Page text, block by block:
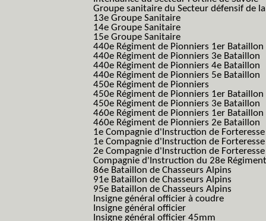
Groupe sanitaire du Secteur défensif de
13e Groupe Sanitaire
14e Groupe Sanitaire
15e Groupe Sanitaire
440e Régiment de Pionniers 1er Bataillon
440e Régiment de Pionniers 3e Bataillon
440e Régiment de Pionniers 4e Bataillon
440e Régiment de Pionniers 5e Bataillon
450e Régiment de Pionniers
450e Régiment de Pionniers 1er Bataillon
450e Régiment de Pionniers 3e Bataillon
460e Régiment de Pionniers 1er Bataillon
460e Régiment de Pionniers 2e Bataillon
1e Compagnie d'Instruction de
1e Compagnie d'Instruction de
2e Compagnie d'Instruction de
Compagnie d'Instruction du 28e
86e Bataillon de Chasseurs Alpins
91e Bataillon de Chasseurs Alpins
95e Bataillon de Chasseurs Alpins
Insigne général officier à coudre
Insigne général officier
Insigne général officier 45mm